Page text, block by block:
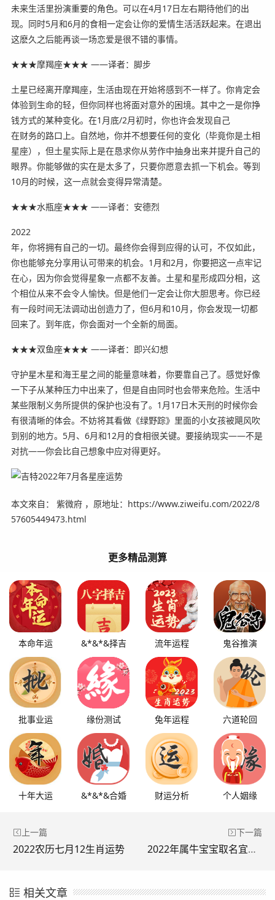
未来生活里扮演重要的角色。可以在4月17日左右期待他们的出
现。同时5月和6月的食相一定会让你的爱情生活活跃起来。在退出
这麽久之后能再谈一场恋爱是很不错的事情。
★★★摩羯座★★★ ——译者：脚步
土星已经离开摩羯座，生活由现在开始将感到不一样了。你肯定会
体验到生命的轻，但你同样也将面对意外的困境。其中之一是你挣
钱方式的某种变化。在1月底/2月初时，你也许会发现自己
在财务的路口上。自然地，你并不想要任何的变化（毕竟你是土相
星座），但土星实际上是在恳求你从劳作中抽身出来并提升自己的
眼界。你能够做的实在是太多了，只要你愿意去抓一下机会。等到
10月的时候，这一点就会变得异常清楚。
★★★水瓶座★★★ ——译者：安德烈
2022
年，你将拥有自己的一切。最终你会得到应得的认可，不仅如此，
你也能够充分享用认可带来的机会。1月和2月，你要把这一点牢记
在心，因为你会觉得星象一点都不友善。土星和星形成四分相，这
个相位从来不会令人愉快。但是他们一定会让你大胆思考。你已经
有一段时间无法调动出创造力了，但6月和10月，你会发现一切都
回来了。到年底，你会面对一个全新的局面。
★★★双鱼座★★★ ——译者：即兴幻想
守护星木星和海王星之间的能量意味着，你要靠自己了。感觉好像
一下子从某种压力中出来了，但是自由同时也会带来危险。生活中
某些限制义务所提供的保护也没有了。1月17日木天刑的时候你会
有很清晰的体会。不妨将其看做《绿野踪》里面的小女孩被飓风吹
到别的地方。5月、6月和12月的食相很关键。要接纳现实——不是
对抗——你会比自己想象中应对得更好。
本文來自： 紫微府 ，原地址：https://www.ziweifu.com/2022/8
57605449473.html
更多精品测算
本命年运 &*&*&择吉 流年运程 鬼谷推演
批事业运 缘份测试 兔年运程 六道轮回
十年大运 &*&*&合婚 财运分析 个人姻缘
上一篇
2022农历七月12生肖运势
下一篇
2022年属牛宝宝取名宜忌，2021牛宝宝取名宜忌
相关文章